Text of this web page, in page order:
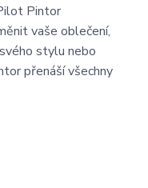
Pintor
vaše oblečení,
stylu nebo
přenáší všechny